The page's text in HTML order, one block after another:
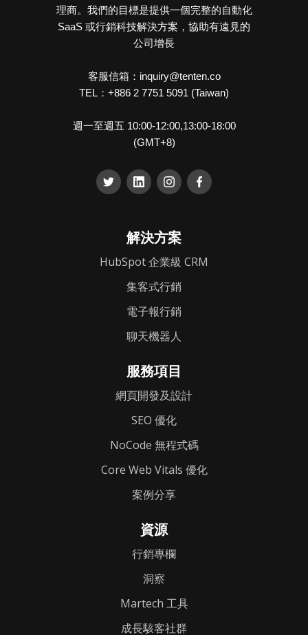
理商。我們的目標是提供一個完整的自動化
SaaS 或行銷科技解決方案，協助有遠見的
公司增長
客服信箱：inquiry@tenten.co
TEL：+886 2 7751 5091 (Taiwan)
週一至週五 10:00-12:00,13:00-18:00
(GMT+8)
解決方案
HubSpot 企業級 CRM
集客式行銷
電子報行銷
聊天機器人
服務項目
網頁開發及設計
SEO 優化
NoCode 無程式碼
Core Web Vitals 優化
案例分享
資源
行銷專欄
洞察
Martech 工具
成長駭客社群